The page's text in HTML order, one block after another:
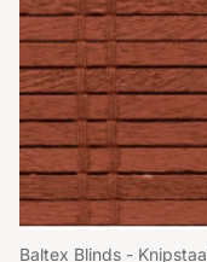
Baltex Blinds -